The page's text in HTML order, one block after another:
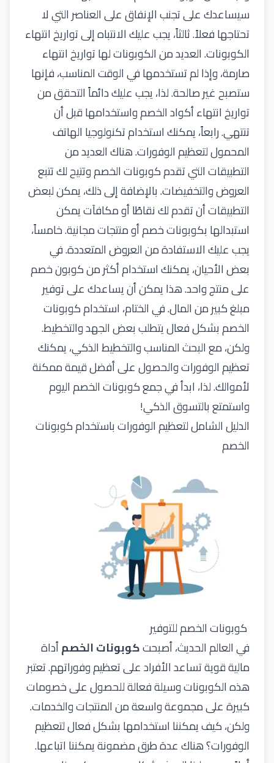
سيساعدك على تجنب الإنفاق على العناصر التي لا
تحتاجها فعلاً. ثالثاً، يجب عليك الانتباه إلى تواريخ انتهاء
الكوبونات. العديد من الكوبونات لها تواريخ انتهاء
صارمة، وإذا لم تستخدمها في الوقت المناسب، فإنها
ستصبح غير صالحة. لذا، يجب عليك دائماً التحقق من
تواريخ انتهاء أكواد الخصم واستخدامها قبل أن
تنتهي. رابعاً، يمكنك استخدام تكنولوجيا الهاتف
المحمول لتعظيم الوفورات. هناك العديد من
التطبيقات التي تقدم كوبونات الخصم وتتيح لك تتبع
العروض والتخفيضات. بالإضافة إلى ذلك، يمكن لبعض
التطبيقات أن تقدم لك نقاطًا أو مكافآت يمكن
استبدالها بكوبونات خصم أو منتجات مجانية. خامساً،
يجب عليك الاستفادة من العروض المتعددة. في
بعض الأحيان، يمكنك استخدام أكثر من كوبون خصم
على منتج واحد. هذا يمكن أن يساعدك على توفير
مبلغ كبير من المال. في الختام، استخدام كوبونات
الخصم بشكل فعال يتطلب بعض الجهد والتخطيط.
ولكن، مع البحث المناسب والتخطيط الذكي، يمكنك
تعظيم الوفورات والحصول على أفضل قيمة ممكنة
لأموالك. لذا، ابدأ في جمع كوبونات الخصم اليوم
واستمتع بالتسوق الذكي!
الدليل الشامل لتعظيم الوفورات باستخدام كوبونات
الخصم
كوبونات الخصم للتوفير
في العالم الحديث، أصبحتكوبونات الخصمأداة
مالية قوية تساعد الأفراد على تعظيم وفوراتهم. تعتبر
هذه الكوبونات وسيلة فعالة للحصول على خصومات
كبيرة على مجموعة واسعة من المنتجات والخدمات.
ولكن، كيف يمكننا استخدامها بشكل فعال لتعظيم
الوفورات؟ هناك عدة طرق مضمونة يمكننا اتباعها.